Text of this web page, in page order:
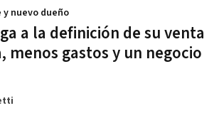
a la definición de su venta
menos gastos y un negocio
y nuevo dueño